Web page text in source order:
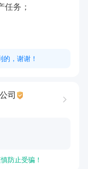
务；
悉相关设备操作
的，谢谢！
司
防止受骗！